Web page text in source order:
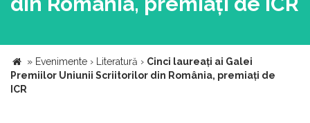
» Evenimente › Literatură › Cinci laureați ai Galei
Premiilor Uniunii Scriitorilor din România, premiați de
ICR